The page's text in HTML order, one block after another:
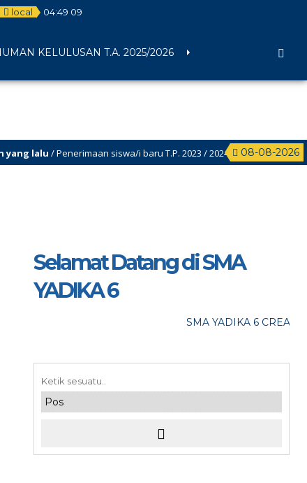
local 04:49 09
KELULUSAN T.A. 2025/2026
08-08-2026
lalu/ Penerimaan siswa/i baru T.P. 2023 / 2024 Sudah dibuka, segera
Selamat Datang di SMA
YADIKA 6
SMA YADIKA 6